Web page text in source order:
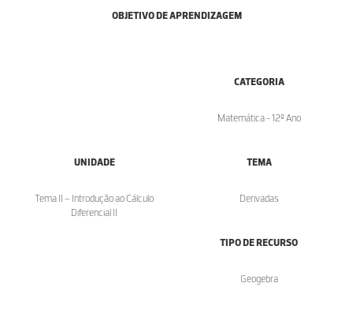
OBJETIVO DE APRENDIZAGEM
CATEGORIA
Matemática - 12º Ano
UNIDADE
Tema II – Introdução ao Cálculo
Diferencial II
TEMA
Derivadas
TIPO DE RECURSO
Geogebra